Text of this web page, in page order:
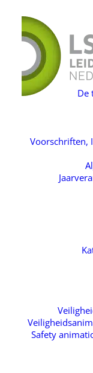
De
Voorschriften,
Safety